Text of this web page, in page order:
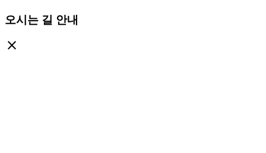
오시는 길 안내
close